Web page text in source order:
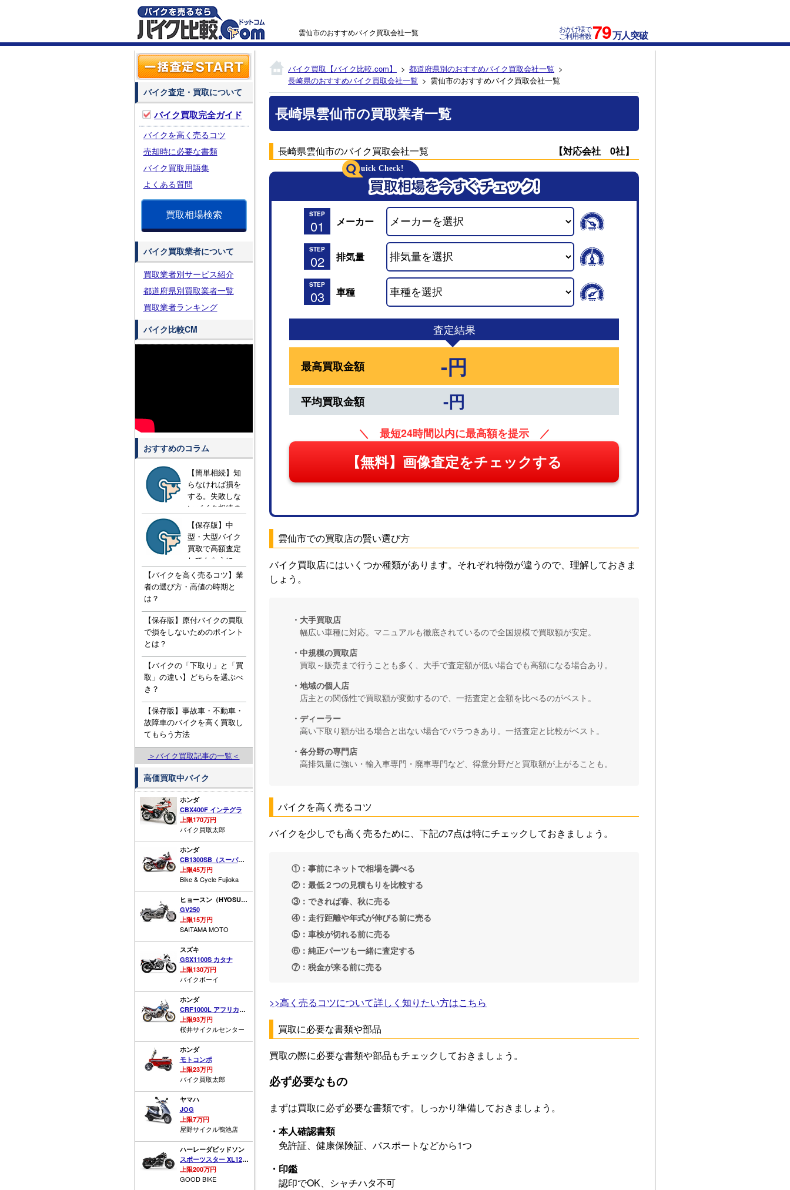
雲仙市のおすすめバイク買取会社一覧 おかげ様で
ご利用者数79万人突破
バイク買取【バイク比較.com】
都道府県別のおすすめバイク買取会社一覧
長崎県のおすすめバイク買取会社一覧
雲仙市のおすすめバイク買取会社一覧
長崎県雲仙市の買取業者一覧
長崎県雲仙市のバイク買取会社一覧 【対応会社 0社】
STEP
01 メーカー
STEP
02 排気量
STEP
03 車種
査定結果
最高買取金額 -円
平均買取金額 -円
＼ 最短24時間以内に最高額を提示 ／
【無料】画像査定をチェックする
雲仙市での買取店の賢い選び方
バイク買取店にはいくつか種類があります。それぞれ特徴が違うので、理解しておきま
しょう。
・大手買取店
幅広い車種に対応。マニュアルも徹底されているので全国規模で買取額が安定。
・中規模の買取店
買取～販売まで行うことも多く、大手で査定額が低い場合でも高額になる場合あり。
・地域の個人店
店主との関係性で買取額が変動するので、一括査定と金額を比べるのがベスト。
・ディーラー
高い下取り額が出る場合と出ない場合でバラつきあり。一括査定と比較がベスト。
・各分野の専門店
高排気量に強い・輸入車専門・廃車専門など、得意分野だと買取額が上がることも。
バイクを高く売るコツ
バイクを少しでも高く売るために、下記の7点は特にチェックしておきましょう。
①：事前にネットで相場を調べる
②：最低２つの見積もりを比較する
③：できれば春、秋に売る
④：走行距離や年式が伸びる前に売る
⑤：車検が切れる前に売る
⑥：純正パーツも一緒に査定する
⑦：税金が来る前に売る
>>高く売るコツについて詳しく知りたい方はこちら
買取に必要な書類や部品
買取の際に必要な書類や部品もチェックしておきましょう。
必ず必要なもの
まずは買取に必ず必要な書類です。しっかり準備しておきましょう。
・本人確認書類
免許証、健康保険証、パスポートなどから1つ
・印鑑
認印でOK、シャチハタ不可
バイク査定・買取について
バイク買取完全ガイド
バイクを高く売るコツ
売却時に必要な書類
バイク買取用語集
よくある質問
買取相場検索
バイク買取業者について
買取業者別サービス紹介
都道府県別買取業者一覧
買取業者ランキング
バイク比較CM
おすすめのコラム
【簡単相続】知
らなければ損を
する。失敗しな
いバイク相続の
方法とは？
【保存版】中
型・大型バイク
買取で高額査定
してもらうに
は！？知ってお
きたい３つの知
【バイクを高く売るコツ】業
者の選び方・高値の時期と
は？
【保存版】原付バイクの買取
で損をしないためのポイント
とは？
【バイクの「下取り」と「買
取」の違い】どちらを選ぶべ
き？
【保存版】事故車・不動車・
故障車のバイクを高く買取し
てもらう方法
＞バイク買取記事の一覧＜
高価買取中バイク
ホンダ
CBX400F インテグラ
上限170万円
バイク買取太郎
ホンダ
CB1300SB（スーパーボルドール）
上限45万円
Bike & Cycle Fujioka
ヒョースン（HYOSUNG）
GV250
上限15万円
SAITAMA MOTO
スズキ
GSX1100S カタナ
上限130万円
バイクボーイ
ホンダ
CRF1000L アフリカツイン
上限93万円
桜井サイクルセンター
ホンダ
モトコンポ
上限23万円
バイク買取太郎
ヤマハ
JOG
上限7万円
屋野サイクル鴨池店
ハーレーダビッドソン
スポーツスター XL1200X フォーティーエイト
上限200万円
GOOD BIKE